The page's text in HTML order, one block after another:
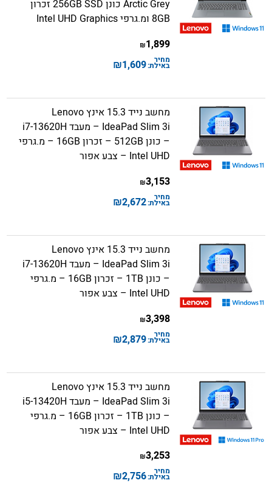
Arctic Grey כונן 256GB SSD זכרון
8GB ומ.גרפי Intel UHD Graphics
1,899
₪
מחיר
באילת:1,609
₪
מחשב נייד 15.3 אינץ Lenovo
IdeaPad Slim 3i – מעבד i7-13620H
– כונן 512GB – זכרון 16GB – מ.גרפי
Intel UHD – צבע אפור
3,153
₪
מחיר
באילת:2,672
₪
מחשב נייד 15.3 אינץ Lenovo
IdeaPad Slim 3i – מעבד i7-13620H
– כונן 1TB – זכרון 16GB – מ.גרפי
Intel UHD – צבע אפור
3,398
₪
מחיר
באילת:2,879
₪
מחשב נייד 15.3 אינץ Lenovo
IdeaPad Slim 3i – מעבד i5-13420H
– כונן 1TB – זכרון 16GB – מ.גרפי
Intel UHD – צבע אפור
3,253
₪
מחיר
באילת:2,756
₪